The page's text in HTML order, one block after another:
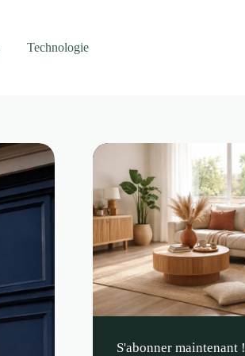
Technologie
S'abonner maintenant !